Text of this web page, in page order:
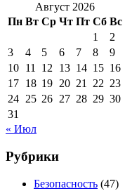
Август 2026
Пн Вт Ср Чт Пт Сб Вс
1
2
3
4 5 6 7 8
9
10 11 12 13 14 15 16
17 18 19 20 21 22 23
24 25 26 27 28 29 30
31
« Июл
Рубрики
Безопасность (47)